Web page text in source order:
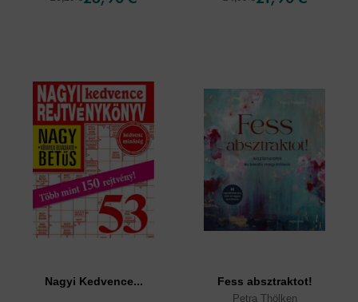
Nagyi Kedvence... Fess absztraktot!
Petra Thölken